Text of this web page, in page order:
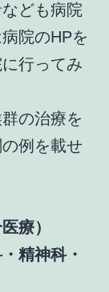
ども病院
院のHPを
行ってみ
の治療を
例を載せ
療）
精神科・